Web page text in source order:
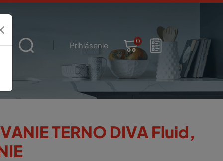
Prihlásenie 0
TERNO DIVA Fluid,